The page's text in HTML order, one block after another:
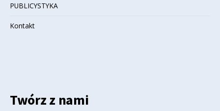
PUBLICYSTYKA
Kontakt
Twórz z nami